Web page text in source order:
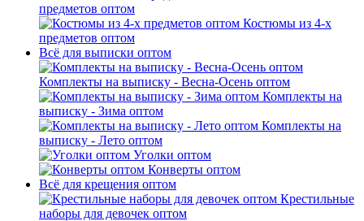
предметов оптом
Костюмы из 4-х
предметов оптом
Всё для выписки оптом
Комплекты на выписку - Весна-Осень оптом
Комплекты на
выписку - Зима оптом
Комплекты на
выписку - Лето оптом
Уголки оптом
Конверты оптом
Всё для крещения оптом
Крестильные
наборы для девочек оптом